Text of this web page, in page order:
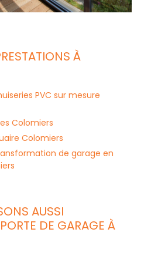
À
PVC sur mesure
Colomiers
Colomiers
de garage en
AUSSI
DE GARAGE À